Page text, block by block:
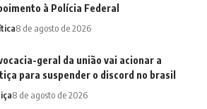
à Polícia Federal
8 de agosto de 2026
geral da união vai acionar a
para suspender o discord no brasil
8 de agosto de 2026